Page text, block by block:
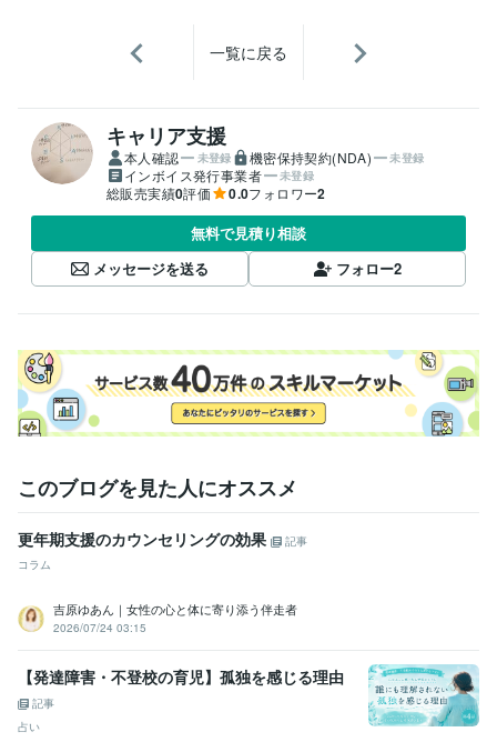
一覧に戻る
キャリア支援
本人確認 未登録 機密保持契約(NDA) 未登録
インボイス発行事業者 未登録
総販売実績0評価 0.0フォロワー2
無料で見積り相談
メッセージを送る
フォロー2
このブログを見た人にオススメ
更年期支援のカウンセリングの効果
記事
コラム
吉原ゆあん｜女性の心と体に寄り添う伴走者
2026/07/24 03:15
【発達障害・不登校の育児】孤独を感じる理由
記事
占い